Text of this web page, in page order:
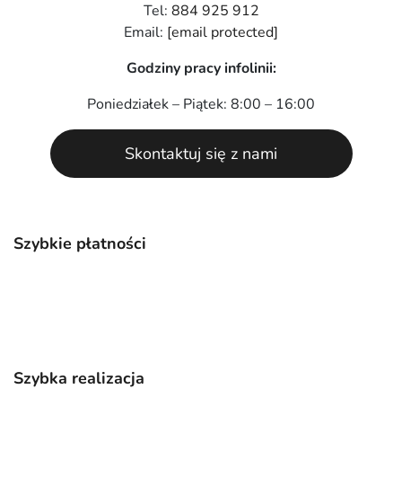
Szybkie płatności
Szybka realizacja
Tel: 884 925 912
Email: [email protected]
Godziny pracy infolinii:
Poniedziałek – Piątek: 8:00 – 16:00
Skontaktuj się z nami